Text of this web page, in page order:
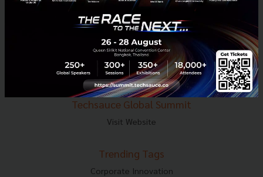
Techsauce Media
About Techsauce
Techsauce Services
Privacy Policy
ส่งบทความ
Techsauce Global Summit
Visit Website
Trending Tags
Corporate Innovation